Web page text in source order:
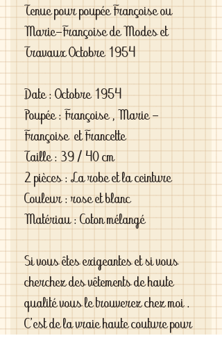
Tenue pour poupée Françoise ou
Marie-Françoise de Modes et
Travaux Octobre 1954
Date : Octobre 1954
Poupée : Françoise , Marie -
Françoise et Francette
Taille : 39 / 40 cm
2 pièces : La robe et la ceinture
Couleur : rose et blanc
Matériau : Coton mélangé
Si vous êtes exigeantes et si vous
cherchez des vêtements de haute
qualité vous le trouverez chez moi .
C'est de la vraie haute couture pour